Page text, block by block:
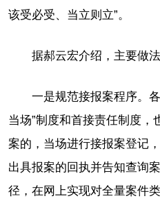
该受必受、当立则立”。
据郝云宏介绍，主要做
一是规范接报案程序。
当场”制度和首接责任制度，
案的，当场进行接报案登记
出具报案的回执并告知查询
径，在网上实现对全量案件